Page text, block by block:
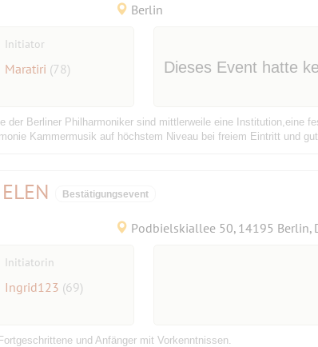
Berlin
Initiator
Maratiri (78) Dieses Event hatte
der Berliner Philharmoniker sind mittlerweile eine Institution,eine
Kammermusik auf höchstem Niveau bei freiem Eintritt und
Bestätigungsevent
Podbielskiallee 50, 14195 Berlin,
Initiatorin
Ingrid123 (69)
und Anfänger mit Vorkenntnissen.